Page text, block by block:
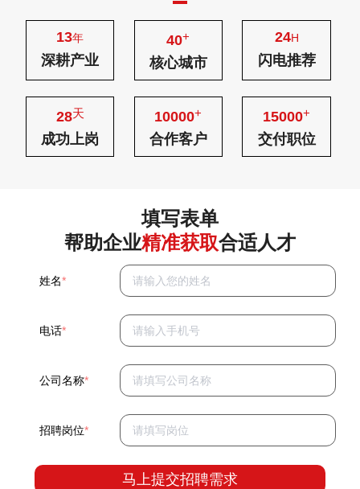
13年
深耕产业
40+
核心城市
24H
闪电推荐
28天
成功上岗
10000+
合作客户
15000+
交付职位
填写表单
帮助企业精准获取合适人才
姓名*
电话*
公司名称*
招聘岗位*
马上提交招聘需求